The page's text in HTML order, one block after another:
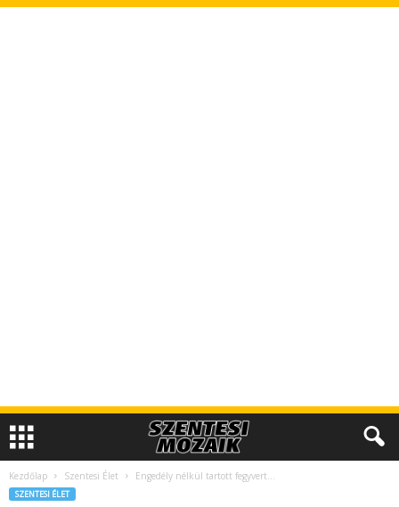
Kezdőlap Szentesi Élet Engedély nélkül tartott fegyvert…
SZENTESI ÉLET